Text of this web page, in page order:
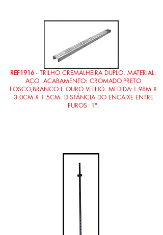
REF1916- TRILHO CREMALHEIRA DUPLO. MATERIAL:
AÇO. ACABAMENTO: CROMADO,PRETO
FOSCO,BRANCO E OURO VELHO. MEDIDA:1.98M X
3.0CM X 1.5CM. DISTÂNCIA DO ENCAIXE ENTRE
FUROS: 1".